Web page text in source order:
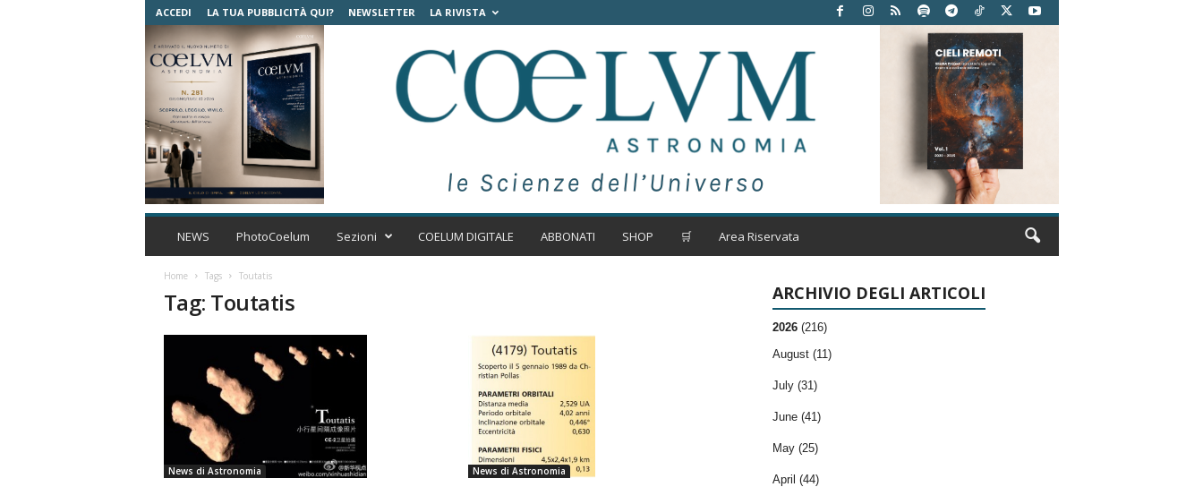
ACCEDI LA TUA PUBBLICITÀ QUI? NEWSLETTER LA RIVISTA
C
s
t
n
o
m
i
NEWS PhotoCoelum Sezioni COELUM DIGITALE ABBONATI SHOP 🛒 Area Riservata
Home Tags Toutatis
Tag: Toutatis
News di Astronomia News di Astronomia
ARCHIVIO DEGLI ARTICOLI
2026 (216)
August (11)
July (31)
June (41)
May (25)
April (44)